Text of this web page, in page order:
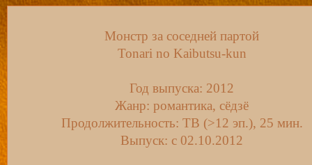
Монстр за соседней партой
Tonari no Kaibutsu-kun
Год выпуска: 2012
Жанр: романтика, сёдзё
Продолжительность: ТВ (>12 эп.), 25 мин.
Выпуск: c 02.10.2012